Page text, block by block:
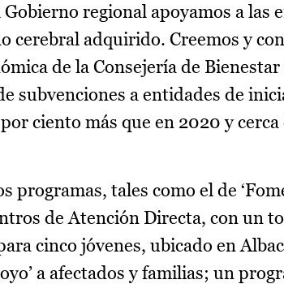
regional apoyamos a las
cerebral adquirido. Creemos y
de la Consejería de Bienestar
subvenciones a entidades de
ciento más que en 2020 y
programas, tales como el de
de Atención Directa, con un
cinco jóvenes, ubicado en
a afectados y familias; un